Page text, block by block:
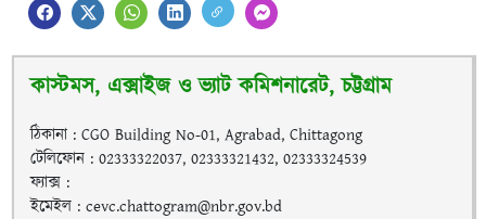
কাস্টমস, এক্সাইজ ও ভ্যাট কমিশনারেট, চট্টগ্রাম
ঠিকানা : CGO Building No-01, Agrabad, Chittagong
টেলিফোন : 02333322037, 02333321432, 02333324539
ফ্যাক্স :
ইমেইল : cevc.chattogram@nbr.gov.bd